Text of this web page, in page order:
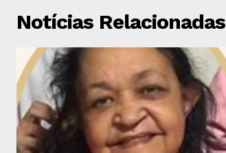
Notícias Relacionadas